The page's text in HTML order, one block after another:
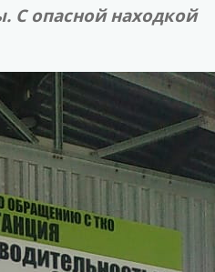
С опасной находкой